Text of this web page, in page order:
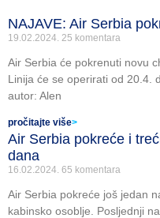
NAJAVE: Air Serbia
19.02.2024. 25 komentara
Air Serbia će pokrenuti novu
Linija će se operirati od 20.4.
autor: Alen
pročitajte više>
Air Serbia pokreće i
dana
16.02.2024. 65 komentara
Air Serbia pokreće još jedan
kabinsko osoblje. Posljednji